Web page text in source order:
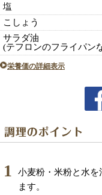
塩
こしょう
サラダ油
(テフロンのフライパン
栄養価の詳細表示
1
小麦粉・米粉と水を
ます。